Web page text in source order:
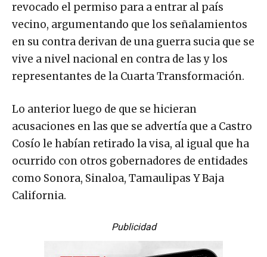
revocado el permiso para a entrar al país
vecino, argumentando que los señalamientos
en su contra derivan de una guerra sucia que se
vive a nivel nacional en contra de las y los
representantes de la Cuarta Transformación.
Lo anterior luego de que se hicieran
acusaciones en las que se advertía que a Castro
Cosío le habían retirado la visa, al igual que ha
ocurrido con otros gobernadores de entidades
como Sonora, Sinaloa, Tamaulipas Y Baja
California.
Publicidad